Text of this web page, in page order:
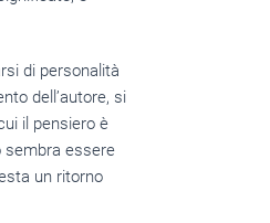
di personalità
dell’autore, si
il pensiero è
sembra essere
un ritorno